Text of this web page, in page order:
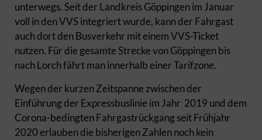
unterwegs. Seit der Landkreis Göppingen im Januar
voll in den VVS integriert wurde, kann der Fahrgast
auch dort den Busverkehr mit einem VVS-Ticket
nutzen. Für die gesamte Strecke von Göppingen bis
nach Lorch fährt man innerhalb einer Tarifzone.
Wegen der kurzen Zeitspanne zwischen der
Einführung der Expressbuslinie im Jahr 2019 und dem
Corona-bedingten Fahrgastrückgang seit Frühjahr
2020 erlauben die bisherigen Zahlen noch kein